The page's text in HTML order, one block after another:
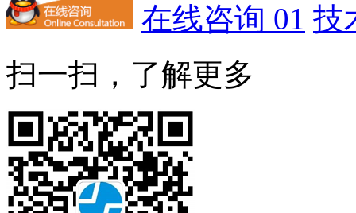
在线咨询 01 技
扫一扫，了解更多